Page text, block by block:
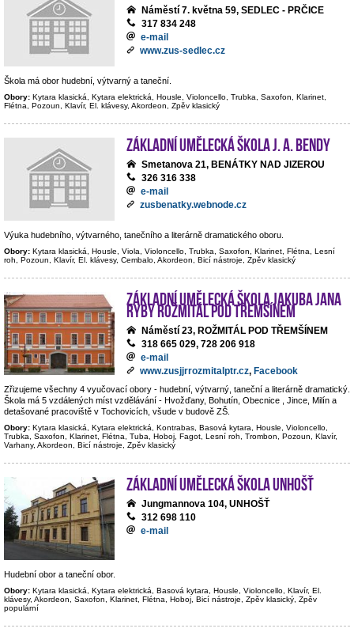
Náměstí 7. května 59, SEDLEC - PRČICE
317 834 248
e-mail
www.zus-sedlec.cz
Škola má obor hudební, výtvarný a taneční.
Obory: Kytara klasická, Kytara elektrická, Housle, Violoncello, Trubka, Saxofon, Klarinet,
Flétna, Pozoun, Klavír, El. klávesy, Akordeon, Zpěv klasický
Základní umělecká škola J. A. Bendy
Smetanova 21, BENÁTKY NAD JIZEROU
326 316 338
e-mail
zusbenatky.webnode.cz
Výuka hudebního, výtvarného, tanečního a literárně dramatického oboru.
Obory: Kytara klasická, Housle, Viola, Violoncello, Trubka, Saxofon, Klarinet, Flétna, Lesní
roh, Pozoun, Klavír, El. klávesy, Cembalo, Akordeon, Bicí nástroje, Zpěv klasický
Základní umělecká škola Jakuba Jana
Ryby Rožmitál pod Třemšínem
Náměstí 23, ROŽMITÁL POD TŘEMŠÍNEM
318 665 029, 728 206 918
e-mail
www.zusjjrrozmitalptr.cz, Facebook
Zřizujeme všechny 4 vyučovací obory - hudební, výtvarný, taneční a literárně dramatický.
Škola má 5 vzdálených míst vzdělávání - Hvožďany, Bohutín, Obecnice , Jince, Milín a
detašované pracoviště v Tochovicích, všude v budově ZŠ.
Obory: Kytara klasická, Kytara elektrická, Kontrabas, Basová kytara, Housle, Violoncello,
Trubka, Saxofon, Klarinet, Flétna, Tuba, Hoboj, Fagot, Lesní roh, Trombon, Pozoun, Klavír,
Varhany, Akordeon, Bicí nástroje, Zpěv klasický
Základní umělecká škola Unhošť
Jungmannova 104, UNHOŠŤ
312 698 110
e-mail
Hudební obor a taneční obor.
Obory: Kytara klasická, Kytara elektrická, Basová kytara, Housle, Violoncello, Klavír, El.
klávesy, Akordeon, Saxofon, Klarinet, Flétna, Hoboj, Bicí nástroje, Zpěv klasický, Zpěv
populární